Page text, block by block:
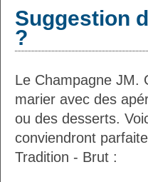
Suggestion
?
Le Champagne JM.
marier avec des
ou des desserts.
conviendront
Tradition - Brut :